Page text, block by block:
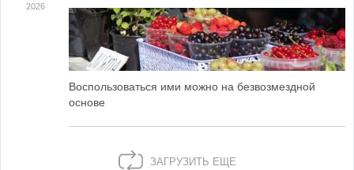
2026
Воспользоваться ими можно на безвозмездной
основе
ЗАГРУЗИТЬ ЕЩЕ